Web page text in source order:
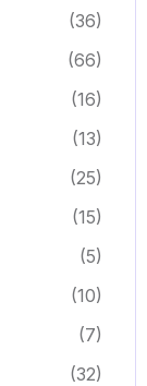
(36)
(66)
(16)
(13)
(25)
(15)
(5)
(10)
(7)
(32)